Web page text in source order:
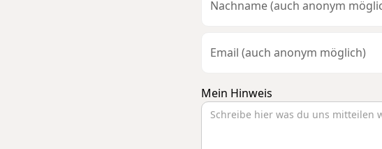
Mein Hinweis